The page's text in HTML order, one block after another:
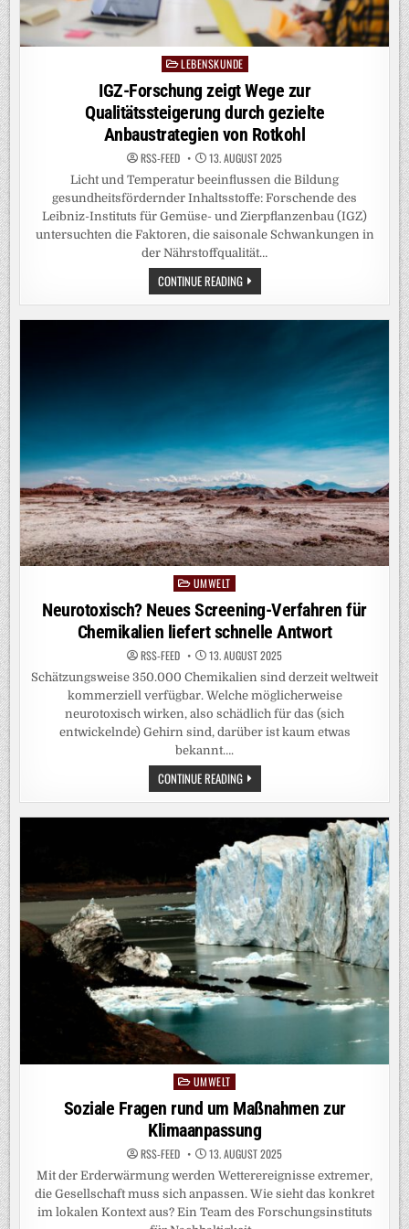
Posted
in
LEBENSKUNDE
IGZ-Forschung zeigt Wege zur
Qualitätssteigerung durch gezielte
Anbaustrategien von Rotkohl
RSS-FEED 13. AUGUST 2025
Licht und Temperatur beeinflussen die Bildung
gesundheitsfördernder Inhaltsstoffe: Forschende des
Leibniz-Instituts für Gemüse- und Zierpflanzenbau (IGZ)
untersuchten die Faktoren, die saisonale Schwankungen in
der Nährstoffqualität…
CONTINUE READINGIGZ-
FORSCHUNG
ZEIGT
WEGE
PostedUMWELT
Neurotoxisch? Neues Screening-Verfahren für
Chemikalien liefert schnelle Antwort
RSS-FEED 13. AUGUST 2025
Schätzungsweise 350.000 Chemikalien sind derzeit weltweit
kommerziell verfügbar. Welche möglicherweise
neurotoxisch wirken, also schädlich für das (sich
entwickelnde) Gehirn sind, darüber ist kaum etwas
bekannt….
CONTINUE READINGNEUROTOXISCH?
NEUES
SCREENING-
VERFAHREN
CHEMIKALIEN
LIEFERT
SCHNELLE
ANTWORT
PostedUMWELT
Soziale Fragen rund um Maßnahmen zur
Klimaanpassung
RSS-FEED 13. AUGUST 2025
Mit der Erderwärmung werden Wetterereignisse extremer,
die Gesellschaft muss sich anpassen. Wie sieht das konkret
im lokalen Kontext aus? Ein Team des Forschungsinstituts